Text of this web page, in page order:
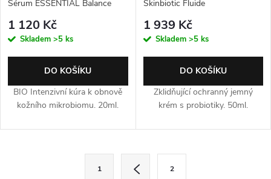
Sérum ESSENTIAL Balance
1 120 Kč
Skladem >5 ks
DO KOŠÍKU
BIO Intenzivní kúra k obnově
kožního mikrobiomu. 20ml.
Skinbiotic Fluide
1 939 Kč
Skladem >5 ks
DO KOŠÍKU
Zklidňující ochranný jemný
krém s probiotiky. 50ml.
Ovládací prvky výpisu
1 2